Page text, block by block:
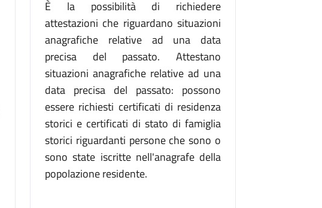
È la possibilità di richiedere
attestazioni che riguardano situazioni
anagrafiche relative ad una data
precisa del passato. Attestano
situazioni anagrafiche relative ad una
data precisa del passato: possono
essere richiesti certificati di residenza
storici e certificati di stato di famiglia
storici riguardanti persone che sono o
sono state iscritte nell'anagrafe della
popolazione residente.